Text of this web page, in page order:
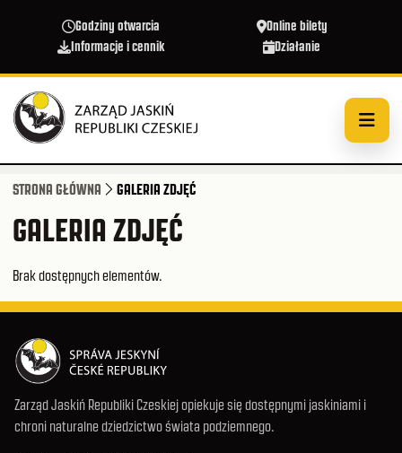
Godziny otwarcia
Online bilety
Informacje i cennik
Działanie
STRONA GŁÓWNA GALERIA ZDJĘĆ
GALERIA ZDJĘĆ
Brak dostępnych elementów.
Zarząd Jaskiń Republiki Czeskiej opiekuje się dostępnymi jaskiniami i
chroni naturalne dziedzictwo świata podziemnego.